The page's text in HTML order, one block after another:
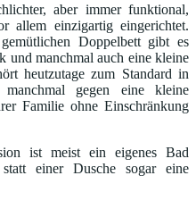
aber immer funktional,
allem einzigartig eingerichtet.
Doppelbett gibt es
und manchmal auch eine kleine
heutzutage zum Standard in
gegen eine kleine
Familie ohne Einschränkung
ist meist ein eigenes Bad
einer Dusche sogar eine